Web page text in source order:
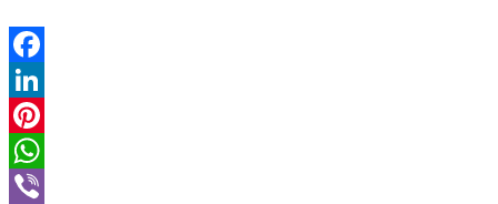
Facebook
LinkedIn
Pinterest
WhatsApp